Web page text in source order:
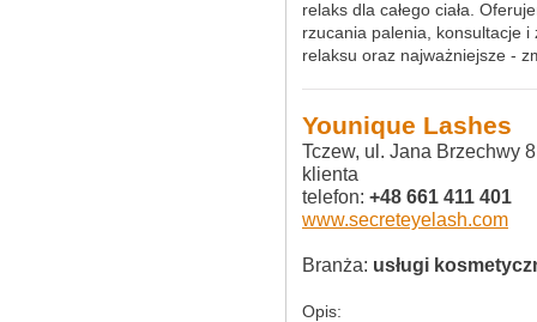
relaks dla całego ciała.
rzucania palenia, konsultacje
relaksu oraz najważniejsze -
Younique Lashes
Tczew, ul. Jana Brzechwy
klienta
telefon: +48 661 411 401
www.secreteyelash.com
Branża: usługi
Opis: